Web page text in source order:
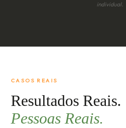
individual.
CASOS REAIS
Resultados Reais.
Pessoas Reais.